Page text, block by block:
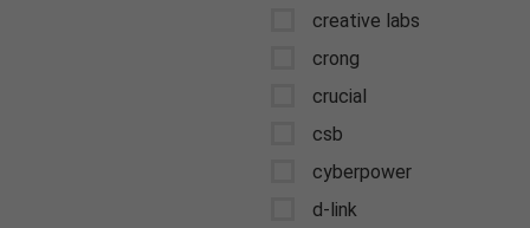
creative labs
crong
crucial
csb
cyberpower
d-link